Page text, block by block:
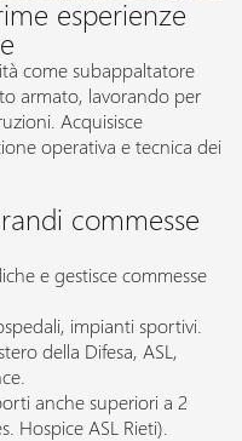
esperienze
come subappaltatore
armato, lavorando per
Acquisisce
operativa e tecnica dei
commesse
e gestisce commesse
impianti sportivi.
della Difesa, ASL,
anche superiori a 2
Hospice ASL Rieti).